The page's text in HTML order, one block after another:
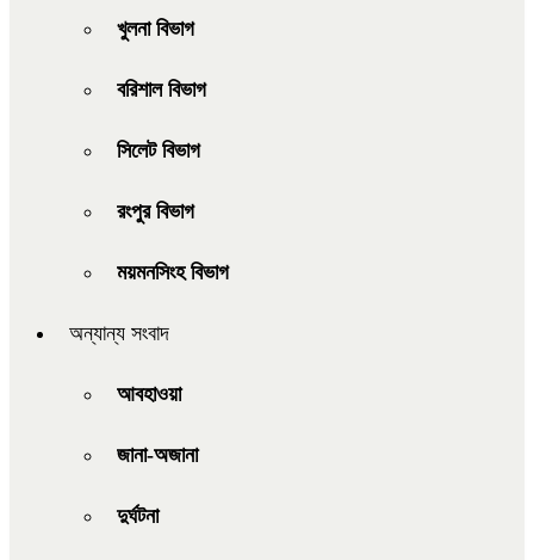
খুলনা বিভাগ
বরিশাল বিভাগ
সিলেট বিভাগ
রংপুর বিভাগ
ময়মনসিংহ বিভাগ
অন্যান্য সংবাদ
আবহাওয়া
জানা-অজানা
দুর্ঘটনা